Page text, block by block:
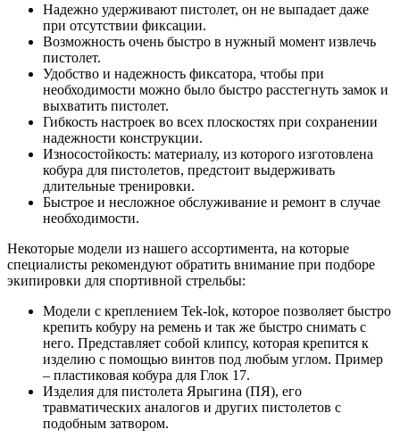
Надежно удерживают пистолет, он не выпадает даже
при отсутствии фиксации.
Возможность очень быстро в нужный момент извлечь
пистолет.
Удобство и надежность фиксатора, чтобы при
необходимости можно было быстро расстегнуть замок и
выхватить пистолет.
Гибкость настроек во всех плоскостях при сохранении
надежности конструкции.
Износостойкость: материалу, из которого изготовлена
кобура для пистолетов, предстоит выдерживать
длительные тренировки.
Быстрое и несложное обслуживание и ремонт в случае
необходимости.
Некоторые модели из нашего ассортимента, на которые
специалисты рекомендуют обратить внимание при подборе
экипировки для спортивной стрельбы:
Модели с креплением Tek-lok, которое позволяет быстро
крепить кобуру на ремень и так же быстро снимать с
него. Представляет собой клипсу, которая крепится к
изделию с помощью винтов под любым углом. Пример
– пластиковая кобура для Глок 17.
Изделия для пистолета Ярыгина (ПЯ), его
травматических аналогов и других пистолетов с
подобным затвором.